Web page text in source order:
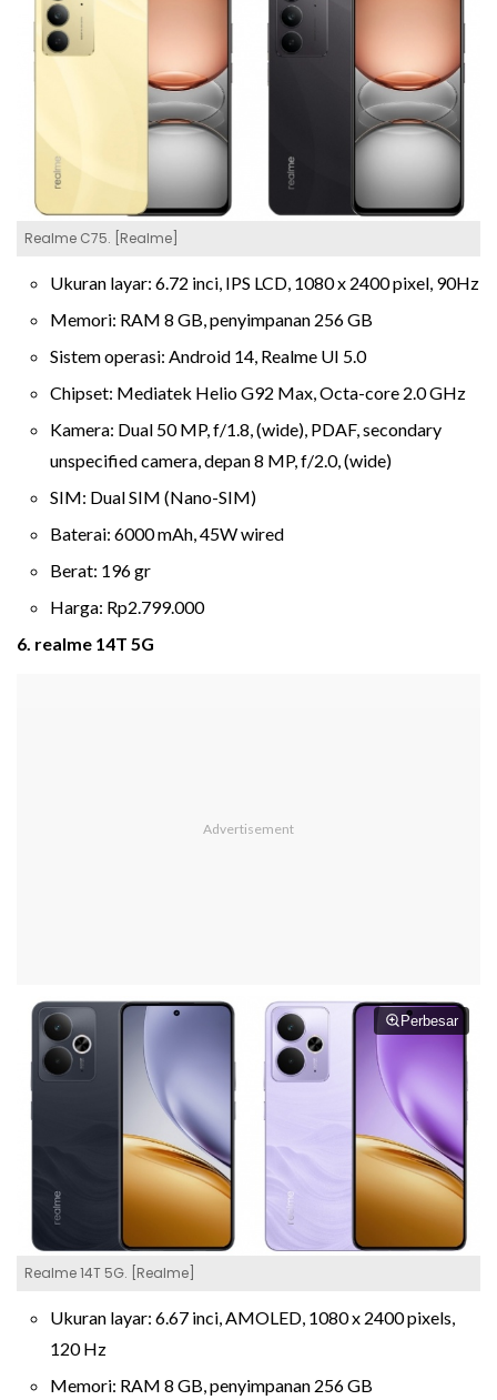
Realme C75. [Realme]
Ukuran layar: 6.72 inci, IPS LCD, 1080 x 2400 pixel, 90Hz
Memori: RAM 8 GB, penyimpanan 256 GB
Sistem operasi: Android 14, Realme UI 5.0
Chipset: Mediatek Helio G92 Max, Octa-core 2.0 GHz
Kamera: Dual 50 MP, f/1.8, (wide), PDAF, secondary
unspecified camera, depan 8 MP, f/2.0, (wide)
SIM: Dual SIM (Nano-SIM)
Baterai: 6000 mAh, 45W wired
Berat: 196 gr
Harga: Rp2.799.000
6. realme 14T 5G
Perbesar
Realme 14T 5G. [Realme]
Ukuran layar: 6.67 inci, AMOLED, 1080 x 2400 pixels,
120 Hz
Memori: RAM 8 GB, penyimpanan 256 GB